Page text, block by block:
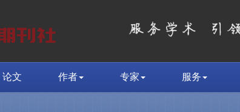
论文 作者 专家 服务